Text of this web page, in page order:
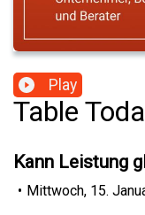
Play
Table
Kann Leistung
• Mittwoch, 15.